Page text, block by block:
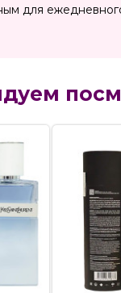
для